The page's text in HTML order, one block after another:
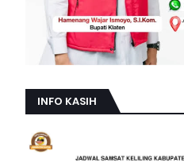
INFO KASIH